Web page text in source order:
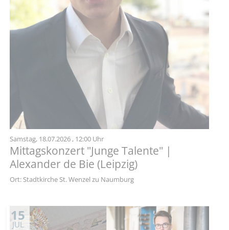
Samstag, 18.07.2026 , 12:00 Uhr
Mittagskonzert "Junge Talente" |
Alexander de Bie (Leipzig)
Ort: Stadtkirche St. Wenzel zu Naumburg
15
JUL